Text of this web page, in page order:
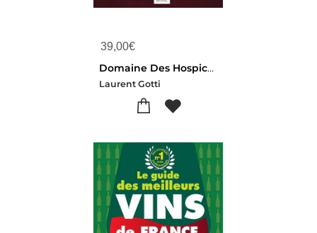
39,00€
Domaine Des Hospices De Beaune : Exceptional Wines, Terroirs And Vintners
Laurent Gotti